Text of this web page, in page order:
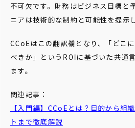
不可欠です。財務はビジネス目標と
ニアは技術的な制約と可能性を提示
CCoEはこの翻訳機となり、「どこ
べきか」というROIに基づいた共通
ます。
関連記事：
【入門編】CCoEとは？目的から組
トまで徹底解説